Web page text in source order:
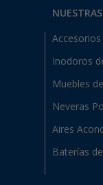
Inodoros
Muebles
Neveras
Aires
Baterías